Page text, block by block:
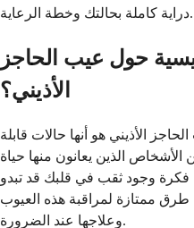
دراية كاملة بحالتك وخطة الرعاية.
حول عيب الحاجز
الأذيني؟
الأذيني هو أنها حالات قابلة
الأشخاص الذين يعانون منها حياة
وجود ثقب في قلبك قد تبدو
ممتازة لمراقبة هذه العيوب
وعلاجها عند الضرورة.